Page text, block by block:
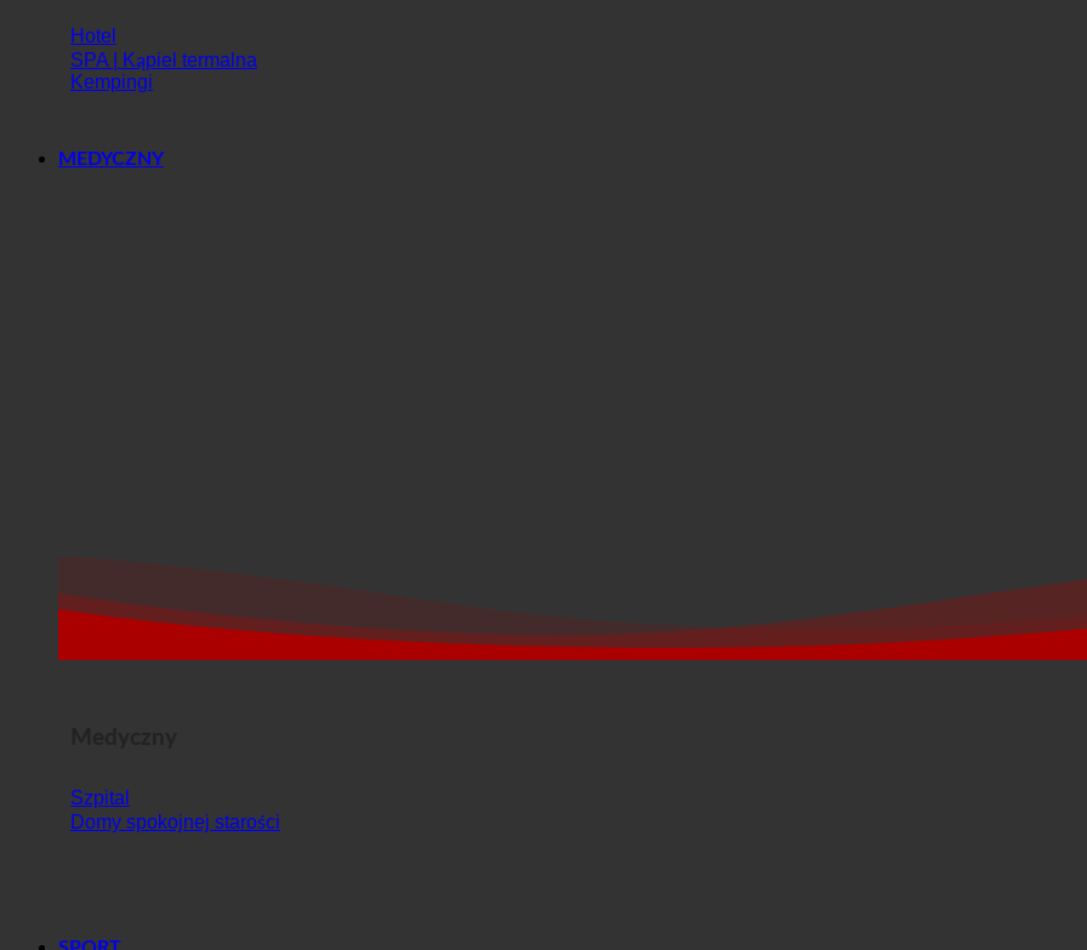
Hotel
SPA | Kąpiel termalna
Kempingi
MEDYCZNY
Szpital
Domy spokojnej starości